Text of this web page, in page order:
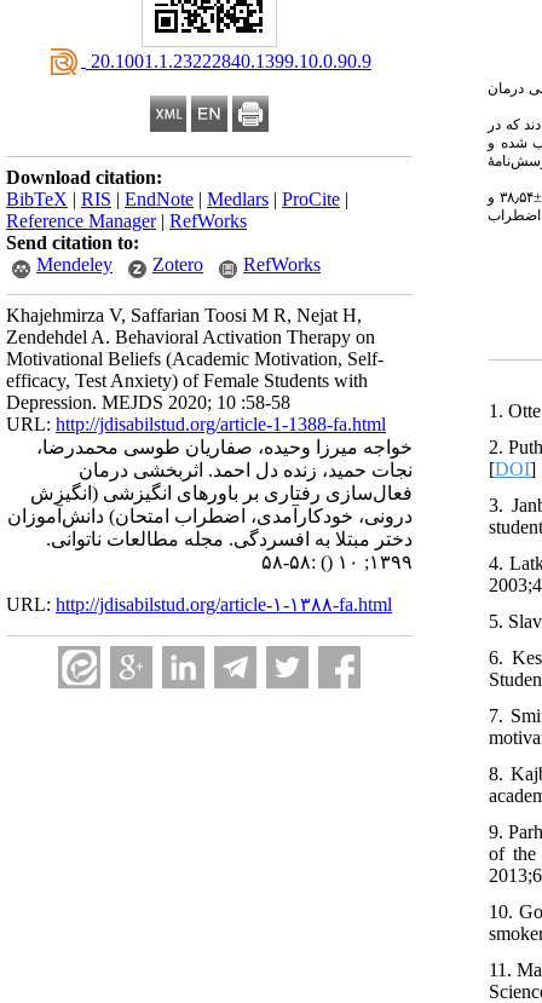
‎ 20.1001.1.23222840.1399.10.0.90.9
Download citation:
BibTeX | RIS | EndNote | Medlars | ProCite |
Reference Manager| RefWorks
Send citation to:
Mendeley
Zotero RefWorks
Khajehmirza V, Saffarian Toosi M R, Nejat H,
Zendehdel A. Behavioral Activation Therapy on
Motivational Beliefs (Academic Motivation, Self-
efficacy, Test Anxiety) of Female Students with
Depression. MEJDS 2020; 10 :58-58
URL: http://jdisabilstud.org/article-1-1388-fa.html
خواجه میرزا وحیده، صفاریان طوسی محمدرضا،
نجات حمید، زنده دل احمد. اثربخشی درمان
فعال‌سازی رفتاری بر باورهای انگیزشی (انگیزش
درونی، خودکارآمدی، اضطراب امتحان) دانش‌آموزان
دختر مبتلا به افسردگی. مجله مطالعات ناتوانی.
۱۳۹۹; ۱۰
() :۵۸-۵۸
URL: http://jdisabilstud.org/article-۱-۱۳۸۸-fa.html
درمان
که در
هدف‌مند انتخاب شده و
مصاحبهٔ بالینی ساختاریافتهٔ فرست و همکاران (۱۹۹۶) و پرسش‌نامهٔ افسردگی بک (۱۹۹۶) و پرسش‌نامهٔ
نتایج نشان داد که میانگین و انحراف معیار انگیزش درونی گروه آزمایش قبل و بعد از مداخله به‌ترتیب ۲٫۳۸±۱۴٫۲۱ و ۲٫۳۹ ±۱۶٫۲۱ و خودکارآمدی قبل و بعد از مداخله به‌ترتیب ۲٫۳۲±۳۸٫۵۴ و
1.
2.
[DOI]
3.
4.
5.
6.
7.
8.
9.
of the
10.
11.